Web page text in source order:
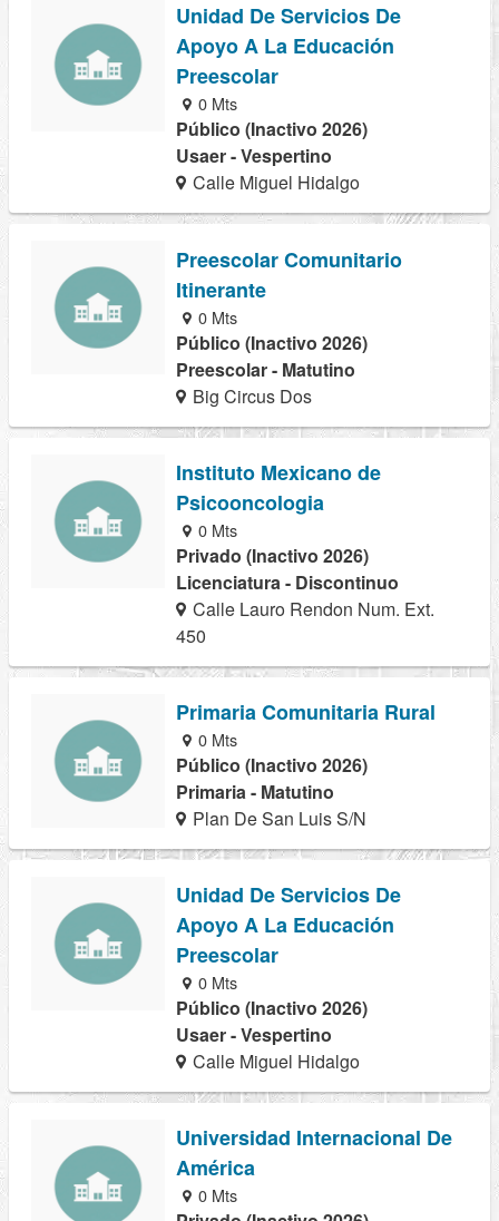
Unidad De Servicios De
Apoyo A La Educación
Preescolar
0 Mts
Público (Inactivo 2026)
Usaer - Vespertino
Calle Miguel Hidalgo
Preescolar Comunitario
Itinerante
0 Mts
Público (Inactivo 2026)
Preescolar - Matutino
Big Circus Dos
Instituto Mexicano de
Psicooncologia
0 Mts
Privado (Inactivo 2026)
Licenciatura - Discontinuo
Calle Lauro Rendon Num. Ext.
450
Primaria Comunitaria Rural
0 Mts
Público (Inactivo 2026)
Primaria - Matutino
Plan De San Luis S/N
Unidad De Servicios De
Apoyo A La Educación
Preescolar
0 Mts
Público (Inactivo 2026)
Usaer - Vespertino
Calle Miguel Hidalgo
Universidad Internacional De
América
0 Mts